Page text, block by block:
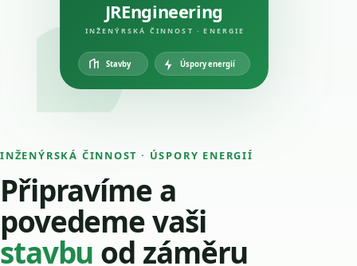
INŽENÝRSKÁ ČINNOST · ÚSPORY ENERGIÍ
Připravíme a
povedeme vaši
stavbu od záměru
JREngineering
INŽENÝRSKÁ ČINNOST · ENERGIE
Stavby Úspory energií